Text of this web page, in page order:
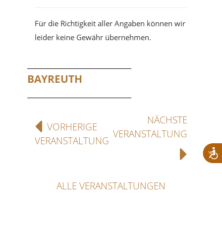
Für die Richtigkeit aller Angaben können wir
leider keine Gewähr übernehmen.
BAYREUTH
VORHERIGE
VERANSTALTUNG
NÄCHSTE
VERANSTALTUNG
ALLE VERANSTALTUNGEN